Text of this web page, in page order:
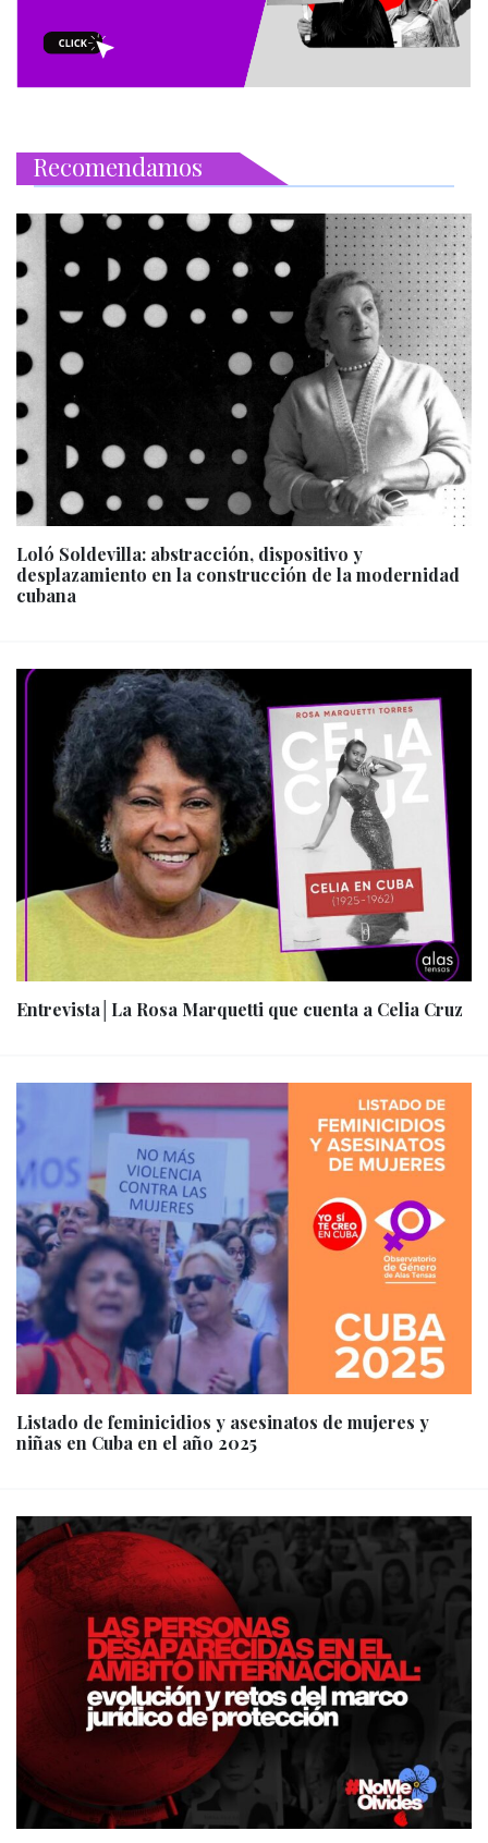
Recomendamos
Loló Soldevilla: abstracción, dispositivo y
desplazamiento en la construcción de la modernidad
cubana
Entrevista│La Rosa Marquetti que cuenta a Celia Cruz
Listado de feminicidios y asesinatos de mujeres y
niñas en Cuba en el año 2025